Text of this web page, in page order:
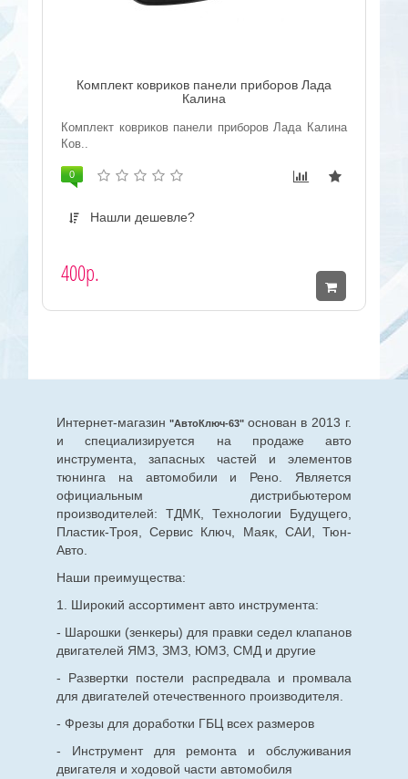
Комплект ковриков панели приборов Лада
Калина
Комплект ковриков панели приборов Лада Калина
Ков..
0
Нашли дешевле?
400р.
Интернет-магазин "АвтоКлюч-63" основан в 2013 г.
и специализируется на продаже авто
инструмента, запасных частей и элементов
тюнинга на автомобили и Рено. Является
официальным дистрибьютером
производителей: ТДМК, Технологии Будущего,
Пластик-Троя, Сервис Ключ, Маяк, САИ, Тюн-
Авто.
Наши преимущества:
1. Широкий ассортимент авто инструмента:
- Шарошки (зенкеры) для правки седел клапанов
двигателей ЯМЗ, ЗМЗ, ЮМЗ, СМД и другие
- Развертки постели распредвала и промвала
для двигателей отечественного производителя.
- Фрезы для доработки ГБЦ всех размеров
- Инструмент для ремонта и обслуживания
двигателя и ходовой части автомобиля